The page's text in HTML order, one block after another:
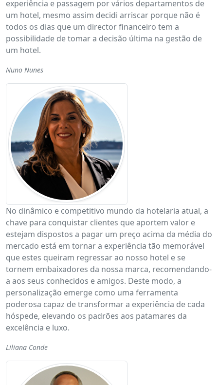
experiência e passagem por vários departamentos de
um hotel, mesmo assim decidi arriscar porque não é
todos os dias que um director financeiro tem a
possibilidade de tomar a decisão última na gestão de
um hotel.
Nuno Nunes
No dinâmico e competitivo mundo da hotelaria atual, a
chave para conquistar clientes que aportem valor e
estejam dispostos a pagar um preço acima da média do
mercado está em tornar a experiência tão memorável
que estes queiram regressar ao nosso hotel e se
tornem embaixadores da nossa marca, recomendando-
a aos seus conhecidos e amigos. Deste modo, a
personalização emerge como uma ferramenta
poderosa capaz de transformar a experiência de cada
hóspede, elevando os padrões aos patamares da
excelência e luxo.
Liliana Conde